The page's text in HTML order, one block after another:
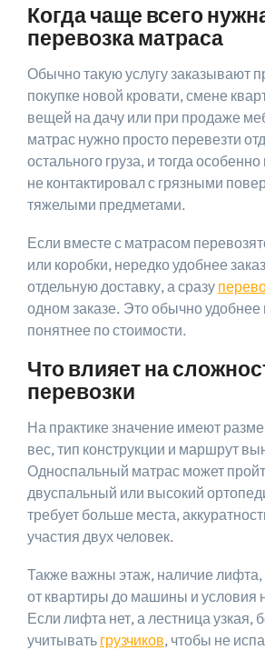
Когда чаще всего
перевозка матраса
Обычно такую услугу заказывают
покупке новой кровати, смене
вещей на дачу или при продаже
матрас нужно просто перевезти
остального груза, и тогда
не контактировал с грязными
тяжелыми предметами.
Если вместе с матрасом
или коробки, нередко удобнее
отдельную доставку, а сразу
одном заказе. Это обычно удобнее
понятнее по стоимости.
Что влияет на
перевозки
На практике значение имеют
вес, тип конструкции и маршрут
Односпальный матрас может
двуспальный или высокий
требует больше места,
участия двух человек.
Также важны этаж, наличие
от квартиры до машины и условия
Если лифта нет, а лестница узкая,
учитывать грузчиков, чтобы не